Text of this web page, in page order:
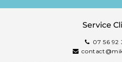
Service
07 56 92